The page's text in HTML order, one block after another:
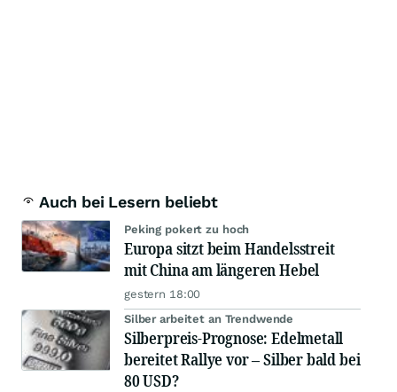
Auch bei Lesern beliebt
Peking pokert zu hoch
Europa sitzt beim Handelsstreit
mit China am längeren Hebel
gestern 18:00
Silber arbeitet an Trendwende
Silberpreis-Prognose: Edelmetall
bereitet Rallye vor – Silber bald bei
80 USD?